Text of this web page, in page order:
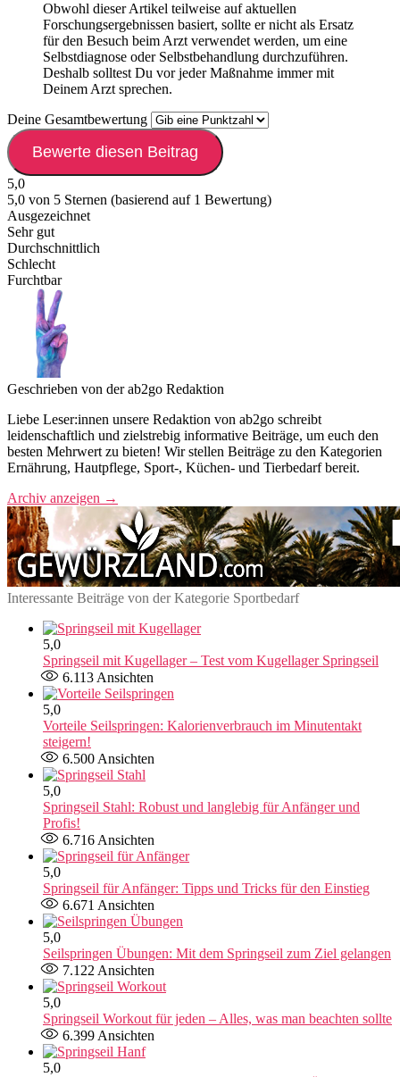
Obwohl dieser Artikel teilweise auf aktuellen
Forschungsergebnissen basiert, sollte er nicht als Ersatz
für den Besuch beim Arzt verwendet werden, um eine
Selbstdiagnose oder Selbstbehandlung durchzuführen.
Deshalb solltest Du vor jeder Maßnahme immer mit
Deinem Arzt sprechen.
Deine Gesamtbewertung
Bewerte diesen Beitrag
5,0
5,0 von 5 Sternen (basierend auf 1 Bewertung)
Ausgezeichnet
Sehr gut
Durchschnittlich
Schlecht
Furchtbar
Geschrieben von der ab2go Redaktion
Liebe Leser:innen unsere Redaktion von ab2go schreibt
leidenschaftlich und zielstrebig informative Beiträge, um euch den
besten Mehrwert zu bieten! Wir stellen Beiträge zu den Kategorien
Ernährung, Hautpflege, Sport-, Küchen- und Tierbedarf bereit.
Archiv anzeigen →
Interessante Beiträge von der Kategorie Sportbedarf
5,0
Springseil mit Kugellager – Test vom Kugellager Springseil
6.113 Ansichten
5,0
Vorteile Seilspringen: Kalorienverbrauch im Minutentakt
steigern!
6.500 Ansichten
5,0
Springseil Stahl: Robust und langlebig für Anfänger und
Profis!
6.716 Ansichten
5,0
Springseil für Anfänger: Tipps und Tricks für den Einstieg
6.671 Ansichten
5,0
Seilspringen Übungen: Mit dem Springseil zum Ziel gelangen
7.122 Ansichten
5,0
Springseil Workout für jeden – Alles, was man beachten sollte
6.399 Ansichten
5,0